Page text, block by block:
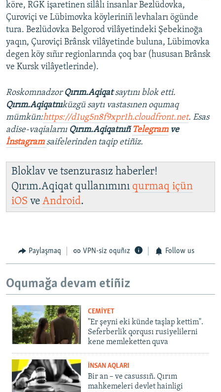
köre, RGK işaretinen silâlı insanlar Bezlüdovka,
Çuroviçi ve Lübimovka köyleriniñ levhaları ögünde
tura. Bezlüdovka Belgorod vilâyetindeki Şebekinoğa
yaqın, Çuroviçi Brânsk vilâyetinde buluna, Lübimovka
degen köy sıñır regionlarında çoq bar (hususan Brânsk
ve Kursk vilâyetlerinde).
Roskomnadzor Qırım.Aqiqatsaytını blok etti.
Qırım.Aqiqatnıküzgü saytı vastasınen oqumaq
mümkün:https://d1ug5n8f9xpr1h.cloudfront.net. Esas
adise-vaqialarnı Qırım.Aqiqatnıñ Telegramve
İnstagram saifelerinden taqip etiñiz.
Bloklav ve tsenzurasız haberler!
Qırım.Aqiqat qullanımını qurmaq içün
iOS ve Android.
Paylaşmaq VPN-siz oquñız Follow us
Oqumağa devam etiñiz
CEMİYET
"Er şeyni eki künde taşlap kettim".
Seferberlik qorqusı rusiyelilerni
kene memleketten quva
İNSAN AQLARI
Bir an – ve casussıñ. Qırım
mahkemeleri devlet hainligi